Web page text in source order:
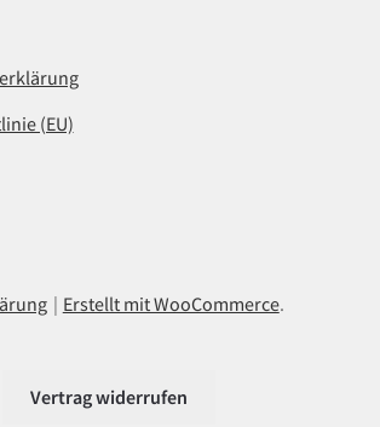
(EU)
Erstellt mit WooCommerce.
Vertrag widerrufen